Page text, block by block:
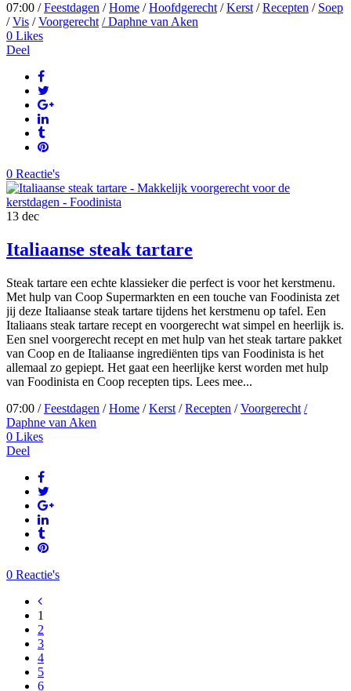
07:00 /Feestdagen /Home /Hoofdgerecht /Kerst /Recepten / Soep
/Vis /Voorgerecht / Daphne van Aken
0 Likes
Deel
0 Reactie's
13 dec
Italiaanse steak tartare
Steak tartare een echte klassieker die perfect is voor het kerstmenu.
Met hulp van Coop Supermarkten en een touche van Foodinista zet
jij deze Italiaanse steak tartare tijdens het kerstmenu op tafel. Een
Italiaans steak tartare recept en voorgerecht wat simpel en heerlijk is.
Een snel voorgerecht recept en met hulp van het steak tartare pakket
van Coop en de Italiaanse ingrediënten tips van Foodinista is het
allemaal zo gepiept. Het gaat een heerlijke kerst worden met hulp
van Foodinista en Coop recepten tips. Lees mee...
07:00 /Feestdagen /Home /Kerst /Recepten /Voorgerecht /
Daphne van Aken
0 Likes
Deel
0 Reactie's
1
2
3
4
5
6